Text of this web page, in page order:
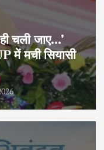
चली जाए…’
में मची सियासी